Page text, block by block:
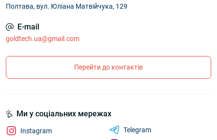
Полтава, вул. Юліана Матвійчука, 129
E-mail
goldtech.ua@gmail.com
Перейти до контактів
Ми у соціальних мережах
Instagram
Telegram